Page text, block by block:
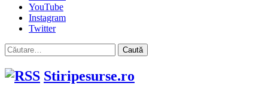
YouTube
Instagram
Twitter
Caută
după:
Stiripesurse.ro